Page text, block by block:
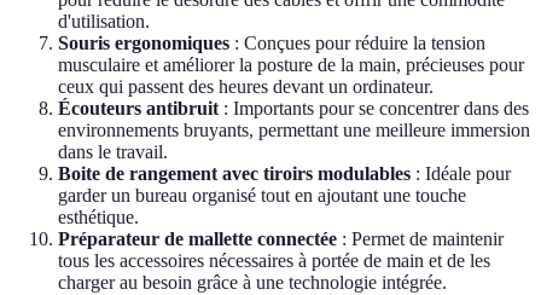
d'utilisation.
Souris ergonomiques : Conçues pour réduire la tension
musculaire et améliorer la posture de la main, précieuses pour
ceux qui passent des heures devant un ordinateur.
Écouteurs antibruit : Importants pour se concentrer dans des
environnements bruyants, permettant une meilleure immersion
dans le travail.
Boite de rangement avec tiroirs modulables : Idéale pour
garder un bureau organisé tout en ajoutant une touche
esthétique.
Préparateur de mallette connectée : Permet de maintenir
tous les accessoires nécessaires à portée de main et de les
charger au besoin grâce à une technologie intégrée.